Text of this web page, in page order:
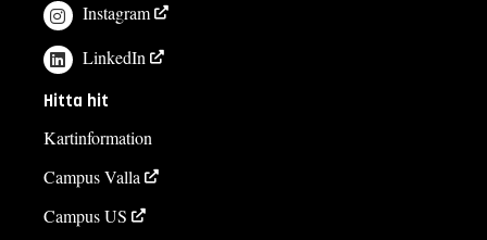
Instagram
LinkedIn
Hitta hit
Kartinformation
Campus Valla
Campus US